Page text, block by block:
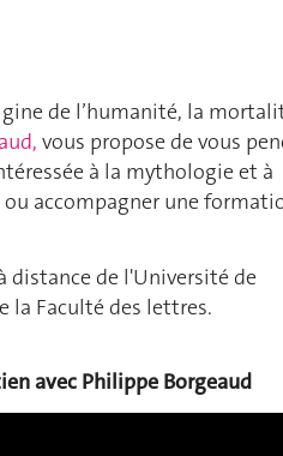
de l’humanité, la
vous propose de vous
à la mythologie et à
accompagner une
distance de l'Université de
la Faculté des lettres.
avec Philippe Borgeaud